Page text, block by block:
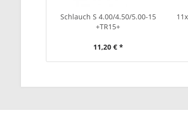
Schlauch S 4.00/4.50/5.00-15
+TR15+
11,20 € *